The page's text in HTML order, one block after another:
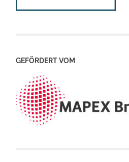
GEFÖRDERT VOM